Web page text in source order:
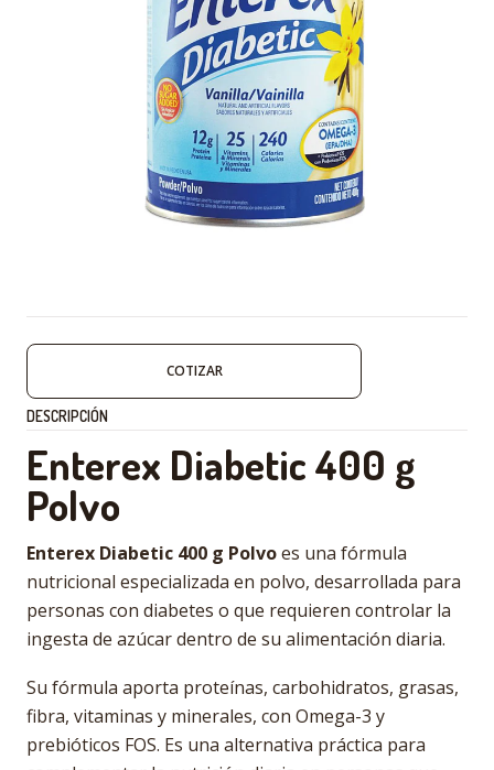
COTIZAR
DESCRIPCIÓN
Enterex Diabetic 400 g
Polvo
Enterex Diabetic 400 g Polvoes una fórmula
nutricional especializada en polvo, desarrollada para
personas con diabetes o que requieren controlar la
ingesta de azúcar dentro de su alimentación diaria.
Su fórmula aporta proteínas, carbohidratos, grasas,
fibra, vitaminas y minerales, con Omega-3 y
prebióticos FOS. Es una alternativa práctica para